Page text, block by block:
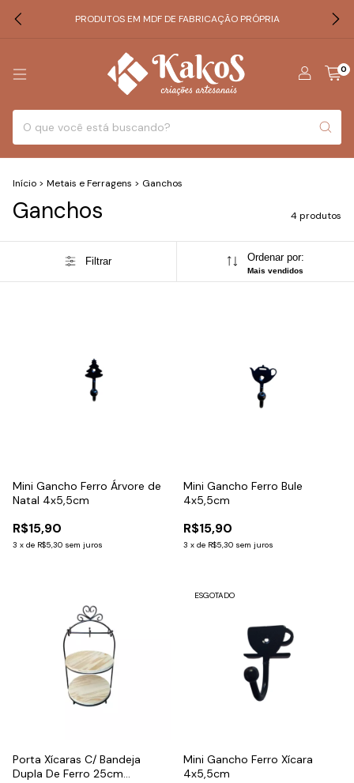
PRODUTOS EM MDF DE FABRICAÇÃO PRÓPRIA
0
Início > Metais e Ferragens > Ganchos
Ganchos 4 produtos
Filtrar Ordenar por:
Mais vendidos
Mini Gancho Ferro Árvore de
Natal 4x5,5cm
R$15,90
3 x de R$5,30 sem juros
Mini Gancho Ferro Bule
4x5,5cm
R$15,90
3 x de R$5,30 sem juros
Porta Xícaras C/ Bandeja
Dupla De Ferro 25cm
ESGOTADO
Mini Gancho Ferro Xícara
4x5,5cm